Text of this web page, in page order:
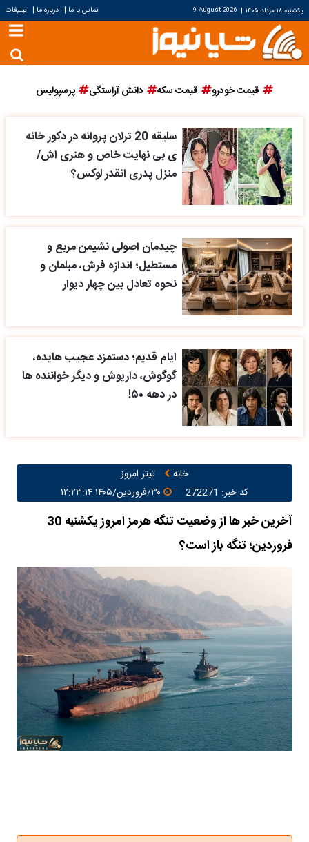
یکشنبه ۱۸ مرداد ۱۴۰۵ |
9 August 2026 تماس با ما | درباره ما | تبلیغات
قیمت خودرو قیمت سکه دانش آراستگی پرسپولیس
سلیقه 20 ترلان پروانه در دکور خانه
ی بی نهایت خاص و هنری اش/
منزل پدری انقدر لوکس؟
چیدمان اصولی نشیمن مربع و
مستطیل؛ اندازه فرش، مبلمان و
نحوه تعادل بین چهار دیوار
ایام قدیم؛ دستمزد عجیب هایده،
گوگوش، داریوش و دیگر خواننده ها
در دهه ۵۰!
خانه
تیتر امروز
کد خبر: 272271
۳۰/فروردین/۱۴۰۵ ۱۲:۲۳:۱۴
آخرین خبر ها از وضعیت تنگه هرمز امروز یکشنبه 30
فروردین؛ تنگه باز است؟